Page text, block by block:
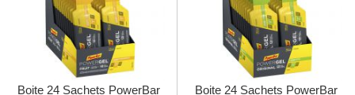
Boite 24 Sachets PowerBar
Boite 24 Sachets PowerBar